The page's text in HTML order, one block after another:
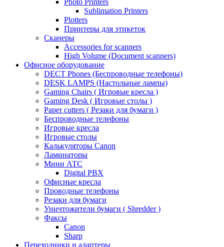
Photo Printers
Sublimation Printers
Plotters
Принтеры для этикеток
Сканеры
Accessories for scanners
High Volume (Document scanners)
Офисное оборудование
DECT Phones (Беспроводные телефоны)
DESK LAMPS (Настольные лампы)
Gaming Chairs ( Игровые кресла )
Gaming Desk ( Игровые столы )
Paper cutters ( Резаки для бумаги )
Беспроводные телефоны
Игровые кресла
Игровые столы
Калькуляторы Canon
Ламинаторы
Мини АТС
Digital PBX
Офисные кресла
Проводные телефоны
Резаки для бумаги
Уничтожители бумаги ( Shredder )
Факсы
Canon
Sharp
Переходники и адаптеры